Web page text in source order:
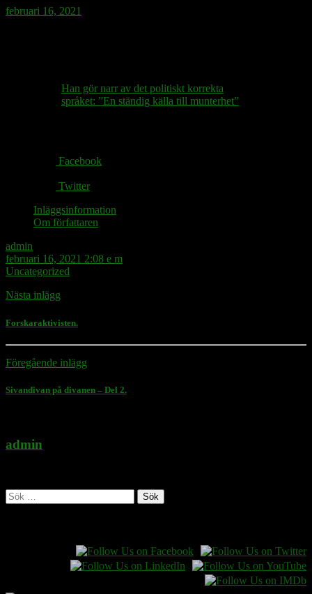
februari 16, 2021
Han gör narr av det politiskt korrekta
språket: ”En ständig källa till munterhet”
Facebook
Twitter
Inläggsinformation
Om författaren
admin
februari 16, 2021 2:08 e m
Uncategorized
Nästa inlägg
Forskaraktivisten.
Föregående inlägg
Sivandivan på divanen – Del 2.
admin
Sök
efter: